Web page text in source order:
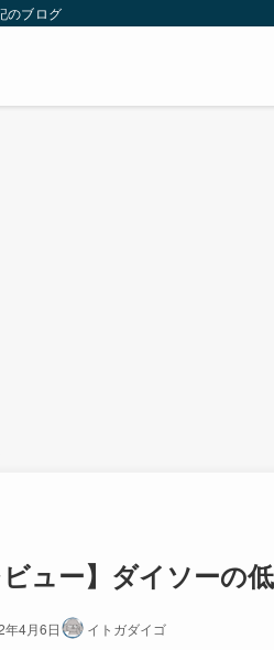
のブログ
ビュー】ダイソーの
年4月6日 イトガダイゴ